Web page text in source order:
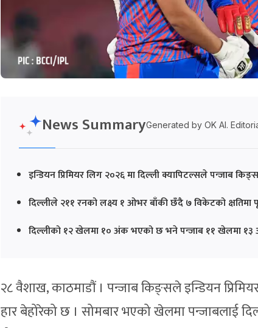
News SummaryGenerated by OK AI.
इन्डियन प्रिमियर लिग २०२६ मा दिल्ली क्यापिटल्सले पन्जाब
दिल्लीले २११ रनको लक्ष्य १ ओभर बाँकी छँदै ७ विकेटको क्षतिमा
दिल्लीको १२ खेलमा १० अंक भएको छ भने पन्जाब ११ खेलमा १३
२८ वैशाख, काठमाडौं । पन्जाब किङ्सले इन्डियन
हार बेहोरेको छ । सोमबार भएको खेलमा पन्जाबलाई